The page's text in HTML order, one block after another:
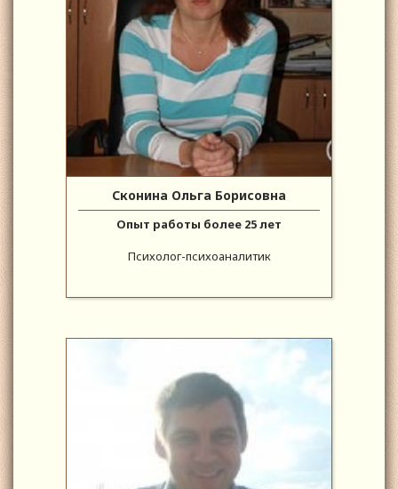
Сконина Ольга Борисовна
Опыт работы более 25 лет
Психолог-психоаналитик